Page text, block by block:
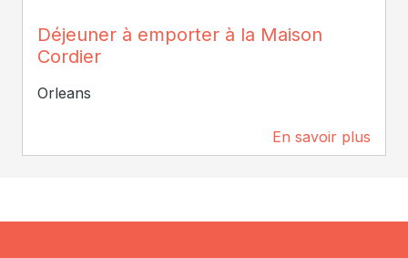
Déjeuner à emporter à la Maison
Cordier
Orleans
En savoir plus